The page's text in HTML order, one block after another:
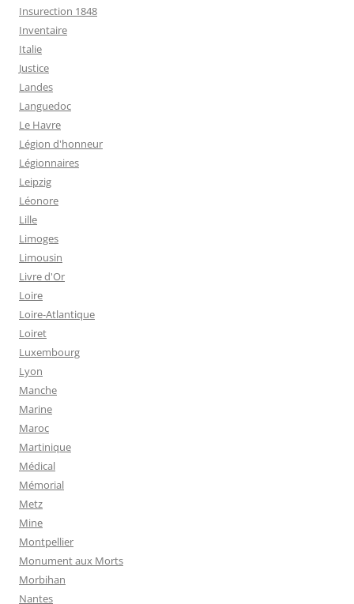
Insurection 1848
Inventaire
Italie
Justice
Landes
Languedoc
Le Havre
Légion d'honneur
Légionnaires
Leipzig
Léonore
Lille
Limoges
Limousin
Livre d'Or
Loire
Loire-Atlantique
Loiret
Luxembourg
Lyon
Manche
Marine
Maroc
Martinique
Médical
Mémorial
Metz
Mine
Montpellier
Monument aux Morts
Morbihan
Nantes